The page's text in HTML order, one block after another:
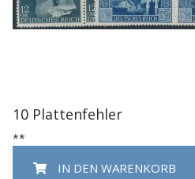
10 Plattenfehler
**
IN DEN WARENKORB